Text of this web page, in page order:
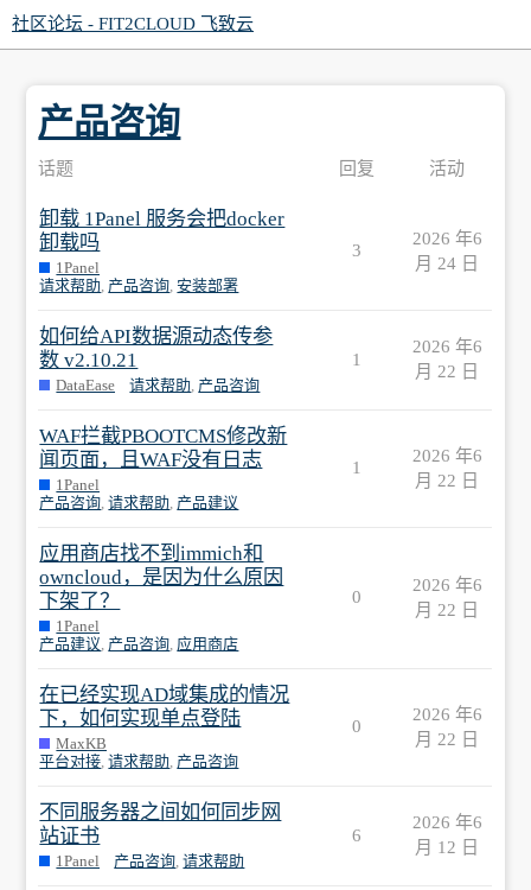
社区论坛 - FIT2CLOUD 飞致云
产品咨询
话题 回复 活动
卸载 1Panel 服务会把docker
卸载吗
1Panel
请求帮助, 产品咨询,安装部署
3
2026 年6
月 24 日
如何给API数据源动态传参
数 v2.10.21
DataEase 请求帮助, 产品咨询
1
2026 年6
月 22 日
WAF拦截PBOOTCMS修改新
闻页面，且WAF没有日志
1Panel
产品咨询,请求帮助, 产品建议
1
2026 年6
月 22 日
应用商店找不到immich和
owncloud，是因为什么原因
下架了？
1Panel
产品建议, 产品咨询, 应用商店
0
2026 年6
月 22 日
在已经实现AD域集成的情况
下，如何实现单点登陆
MaxKB
平台对接,请求帮助, 产品咨询
0
2026 年6
月 22 日
不同服务器之间如何同步网
站证书
1Panel 产品咨询,请求帮助
6
2026 年6
月 12 日